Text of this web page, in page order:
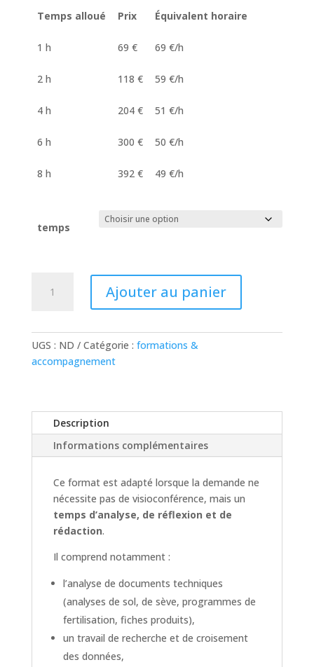
Temps alloué
Prix Équivalent horaire
1 h 69 € 69 €/h
2 h 118 € 59 €/h
4 h 204 € 51 €/h
6 h 300 € 50 €/h
8 h 392 € 49 €/h
temps
&
réponses
Ajouter au panier
UGS : ND Catégorie : formations &
accompagnement
Description
Informations complémentaires
Ce format est adapté lorsque la demande ne
nécessite pas de visioconférence, mais un
temps d’analyse, de réflexion et de
rédaction.
Il comprend notamment :
l’analyse de documents techniques
(analyses de sol, de sève, programmes de
fertilisation, fiches produits),
un travail de recherche et de croisement
des données,